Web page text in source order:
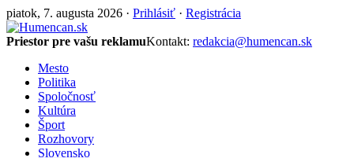
piatok, 7. augusta 2026 · Prihlásiť · Registrácia
Priestor pre vašu reklamuKontakt: redakcia@humencan.sk
Mesto
Politika
Spoločnosť
Kultúra
Šport
Rozhovory
Slovensko